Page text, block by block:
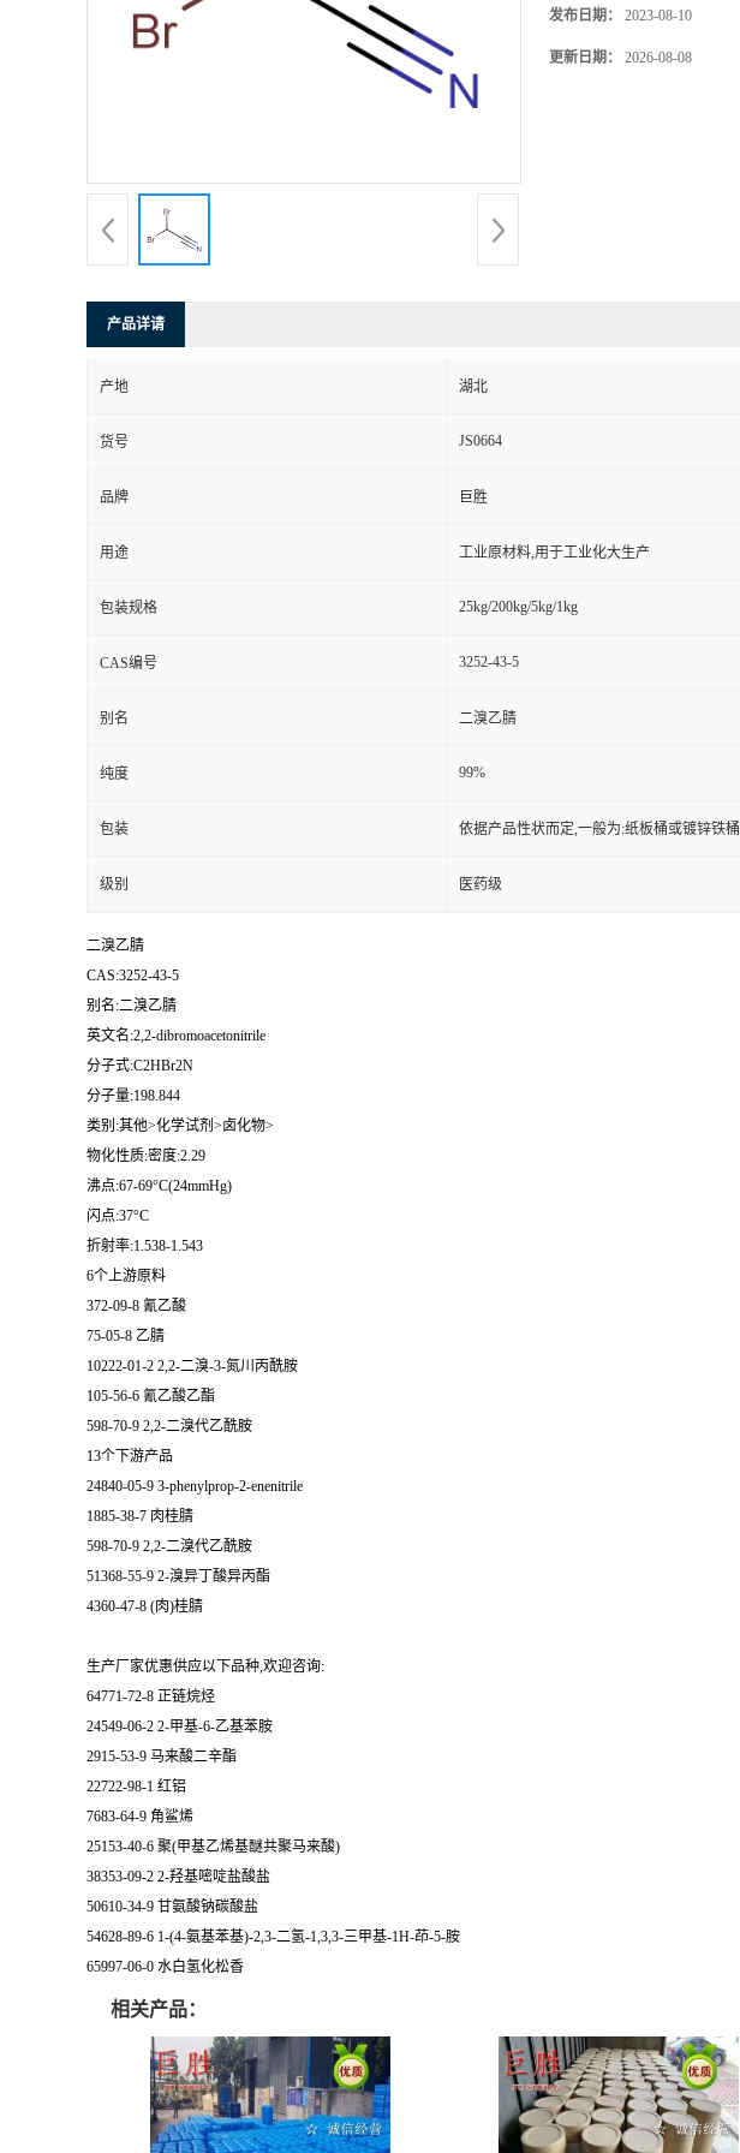
发布日期： 2023-08-10
更新日期： 2026-08-08
产品详请
产地 湖北
货号 JS0664
品牌 巨胜
用途 工业原材料,用于工业化大生产
包装规格 25kg/200kg/5kg/1kg
CAS编号 3252-43-5
别名 二溴乙腈
纯度 99%
包装 依据产品性状而定,一般为:纸板桶或镀锌铁桶
级别 医药级
二溴乙腈
CAS:3252-43-5
别名:二溴乙腈
英文名:2,2-dibromoacetonitrile
分子式:C2HBr2N
分子量:198.844
类别:其他>化学试剂>卤化物>
物化性质:密度:2.29
沸点:67-69°C(24mmHg)
闪点:37°C
折射率:1.538-1.543
6个上游原料
372-09-8 氰乙酸
75-05-8 乙腈
10222-01-2 2,2-二溴-3-氮川丙酰胺
105-56-6 氰乙酸乙酯
598-70-9 2,2-二溴代乙酰胺
13个下游产品
24840-05-9 3-phenylprop-2-enenitrile
1885-38-7 肉桂腈
598-70-9 2,2-二溴代乙酰胺
51368-55-9 2-溴异丁酸异丙酯
4360-47-8 (肉)桂腈
生产厂家优惠供应以下品种,欢迎咨询:
64771-72-8 正链烷烃
24549-06-2 2-甲基-6-乙基苯胺
2915-53-9 马来酸二辛酯
22722-98-1 红铝
7683-64-9 角鲨烯
25153-40-6 聚(甲基乙烯基醚共聚马来酸)
38353-09-2 2-羟基嘧啶盐酸盐
50610-34-9 甘氨酸钠碳酸盐
54628-89-6 1-(4-氨基苯基)-2,3-二氢-1,3,3-三甲基-1H-茚-5-胺
65997-06-0 水白氢化松香
相关产品：